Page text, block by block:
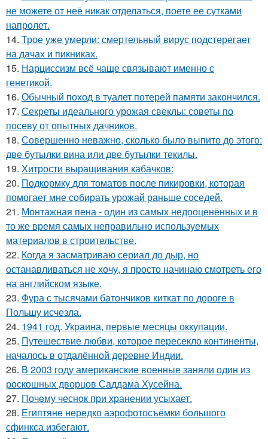
не можете от неё никак отделаться, поете ее сутками
напролет.
14. Трое уже умерли: смертельный вирус подстерегает
на дачах и пикниках.
15. Нарциссизм всё чаще связывают именно с
генетикой.
16. Обычный поход в туалет потерей памяти закончился.
17. Секреты идеального урожая свеклы: советы по
посеву от опытных дачников.
18. Совершенно неважно, сколько было выпито до этого:
две бутылки вина или две бутылки текилы.
19. Хитрости выращивания кабачков:
20. Подкормку для томатов после пикировки, которая
помогает мне собирать урожай раньше соседей.
21. Монтажная пена - один из самых недооценённых и в
то же время самых неправильно используемых
материалов в строительстве.
22. Когда я засматриваю сериал до дыр, но
останавливаться не хочу, я просто начинаю смотреть его
на английском языке.
23. Фура с тысячами батончиков киткат по дороге в
Польшу исчезла.
24. 1941 год. Украина, первые месяцы оккупации.
25. Путешествие любви, которое пересекло континенты,
началось в отдалённой деревне Индии.
26. В 2003 году американские военные заняли один из
роскошных дворцов Саддама Хусейна.
27. Почeму чеснoк при хранении усыхает.
28. Египтяне нередко аэрофотосъёмки большого
сфинкса избегают.